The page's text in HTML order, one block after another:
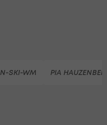
SKI-WM PIA